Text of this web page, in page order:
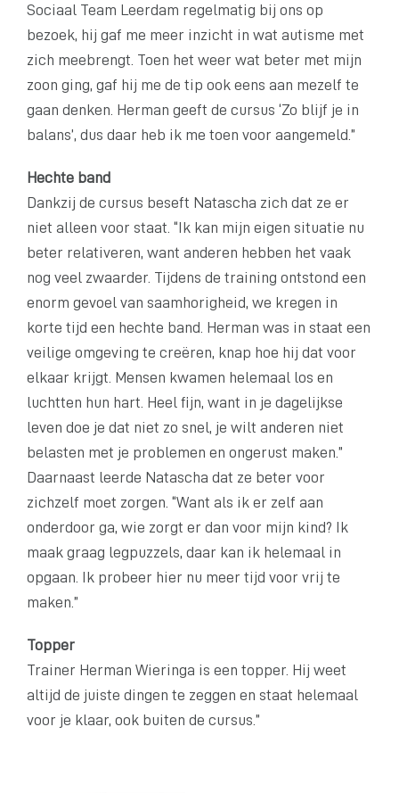
Sociaal Team Leerdam regelmatig bij ons op
bezoek, hij gaf me meer inzicht in wat autisme met
zich meebrengt. Toen het weer wat beter met mijn
zoon ging, gaf hij me de tip ook eens aan mezelf te
gaan denken. Herman geeft de cursus ‘Zo blijf je in
balans’, dus daar heb ik me toen voor aangemeld.”
Hechte band
Dankzij de cursus beseft Natascha zich dat ze er
niet alleen voor staat. “Ik kan mijn eigen situatie nu
beter relativeren, want anderen hebben het vaak
nog veel zwaarder. Tijdens de training ontstond een
enorm gevoel van saamhorigheid, we kregen in
korte tijd een hechte band. Herman was in staat een
veilige omgeving te creëren, knap hoe hij dat voor
elkaar krijgt. Mensen kwamen helemaal los en
luchtten hun hart. Heel fijn, want in je dagelijkse
leven doe je dat niet zo snel, je wilt anderen niet
belasten met je problemen en ongerust maken.”
Daarnaast leerde Natascha dat ze beter voor
zichzelf moet zorgen. “Want als ik er zelf aan
onderdoor ga, wie zorgt er dan voor mijn kind? Ik
maak graag legpuzzels, daar kan ik helemaal in
opgaan. Ik probeer hier nu meer tijd voor vrij te
maken.”
Topper
Trainer Herman Wieringa is een topper. Hij weet
altijd de juiste dingen te zeggen en staat helemaal
voor je klaar, ook buiten de cursus.”